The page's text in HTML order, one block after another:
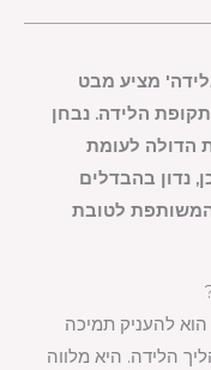
מציע מבט
הלידה. נבחן
הדולה לעומת
נדון בהבדלים
המשותפת לטובת
להעניק תמיכה
הלידה. היא מלווה